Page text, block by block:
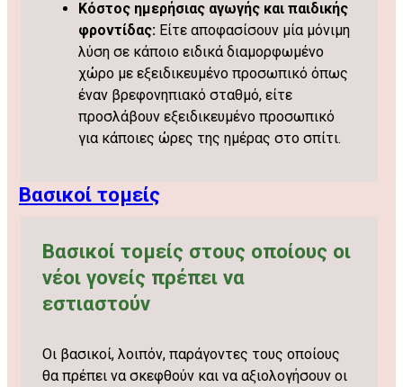
Κόστος ημερήσιας αγωγής και παιδικής
φροντίδας:Είτε αποφασίσουν μία μόνιμη
λύση σε κάποιο ειδικά διαμορφωμένο
χώρο με εξειδικευμένο προσωπικό όπως
έναν βρεφονηπιακό σταθμό, είτε
προσλάβουν εξειδικευμένο προσωπικό
για κάποιες ώρες της ημέρας στο σπίτι.
Βασικοί τομείς
Βασικοί τομείς στους οποίους οι
νέοι γονείς πρέπει να
εστιαστούν
Οι βασικοί, λοιπόν, παράγοντες τους οποίους
θα πρέπει να σκεφθούν και να αξιολογήσουν οι